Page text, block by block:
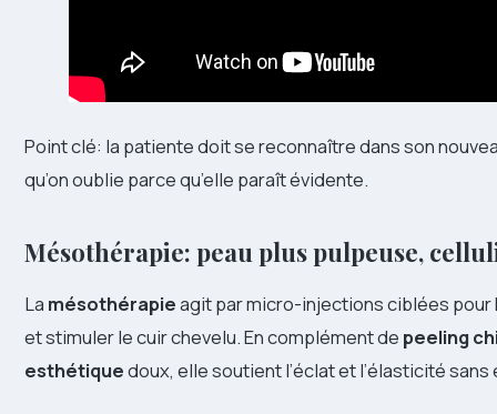
Point clé: la patiente doit se reconnaître dans son
qu’on oublie parce qu’elle paraît évidente.
Mésothérapie: peau plus pulpeuse,
La mésothérapieagit par micro-injections ciblées
et stimuler le cuir chevelu. En complément de peeling
esthétiquedoux, elle soutient l’éclat et l’élasticité